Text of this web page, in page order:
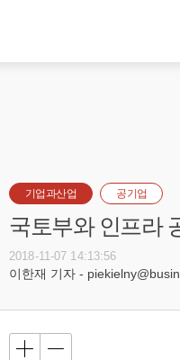
기업과산업 공기업
국토부와 인프라
2018-11-07 14:13:56
이한재 기자 -